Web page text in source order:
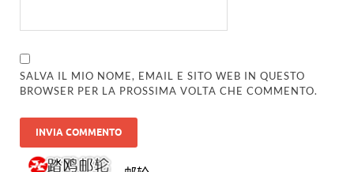
SALVA IL MIO NOME, EMAIL E SITO WEB IN QUESTO
BROWSER PER LA PROSSIMA VOLTA CHE COMMENTO.